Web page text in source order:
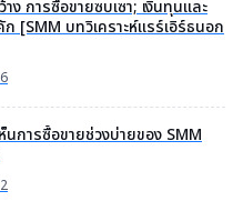
ง การซื้อขายซบเซา; เงินทุนและ
[SMM บทวิเคราะห์แรร์เอิร์ธนอก
นการซื้อขายช่วงบ่ายของ SMM